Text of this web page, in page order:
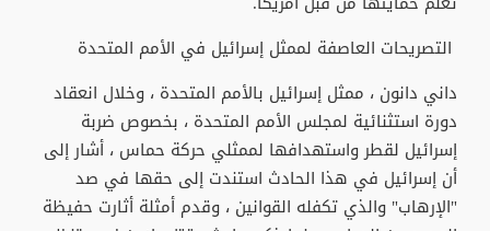
التصريحات العاصفة لممثل إسرائيل في الأمم المتحدة
داني دانون ، ممثل إسرائيل بالأمم المتحدة ، وخلال انعقاد
دورة استثنائية لمجلس الأمم المتحدة ، بخصوص ضربة
إسرائيل لقطر واستهدافها لممثلي حركة حماس ، أشار إلى
أن إسرائيل في هذا الحادث استندت إلى حقها في صد
"الإرهاب" والذي تكفله القوانين ، وقدم أمثلة أثارت حفيظة